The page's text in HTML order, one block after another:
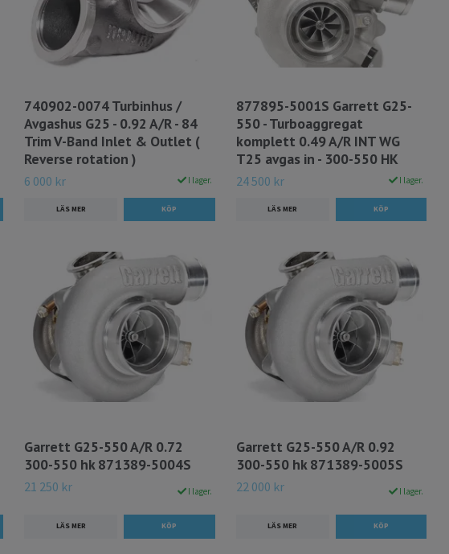
740902-0074 Turbinhus /
Avgashus G25 - 0.92 A/R - 84
Trim V-Band Inlet & Outlet (
Reverse rotation )
6 000 kr I lager.
LÄS MER
877895-5001S Garrett G25-
550 - Turboaggregat
komplett 0.49 A/R INT WG
T25 avgas in - 300-550 HK
24 500 kr I lager.
LÄS MER
Garrett G25-550 A/R 0.72
300-550 hk 871389-5004S
21 250 kr I lager.
LÄS MER
Garrett G25-550 A/R 0.92
300-550 hk 871389-5005S
22 000 kr I lager.
LÄS MER